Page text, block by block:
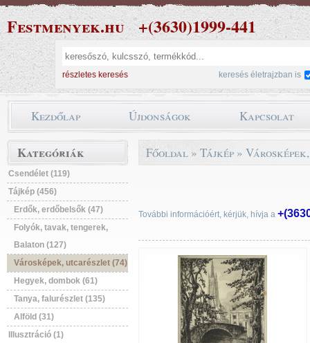
Festmenyek.hu +(3630)1999-441
részletes keresés keresés életrajzban is
Kezdőlap Újdonságok Kapcsolat
Kategóriák
Csendélet (119)
Tájkép (456)
Erdők, erdőbelsők (47)
Folyók, tavak, tengerek,
Balaton (127)
Városképek, utcarészlet (74)
Hegyek, dombok (61)
Tanya, falurészlet (135)
Alföld (31)
Illusztráció (1)
Főoldal » Tájkép »
További információért, kérjük, hívja a